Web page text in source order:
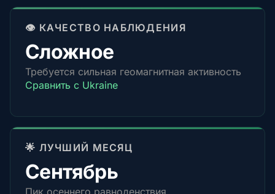
👁️ КАЧЕСТВО НАБЛЮДЕНИЯ
Сложное
Требуется сильная геомагнитная активность
Сравнить с Ukraine
🌟 ЛУЧШИЙ МЕСЯЦ
Сентябрь
Пик осеннего равноденствия